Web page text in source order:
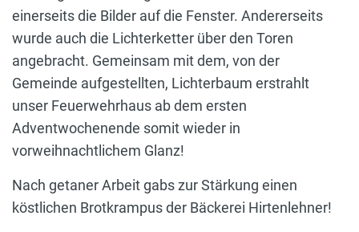
einerseits die Bilder auf die Fenster. Andererseits
wurde auch die Lichterketter über den Toren
angebracht. Gemeinsam mit dem, von der
Gemeinde aufgestellten, Lichterbaum erstrahlt
unser Feuerwehrhaus ab dem ersten
Adventwochenende somit wieder in
vorweihnachtlichem Glanz!
Nach getaner Arbeit gabs zur Stärkung einen
köstlichen Brotkrampus der Bäckerei Hirtenlehner!